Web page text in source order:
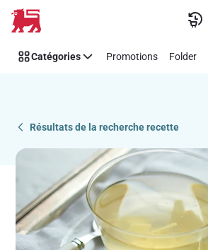
Passer
Recipe
Details
Catégories Promotions Folder
Résultats de la recherche recette